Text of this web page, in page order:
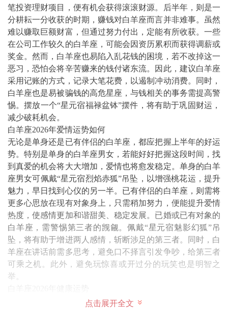
笔投资理财项目，便有机会获得滚滚财源。后半年，则是一
分耕耘一分收获的时期，赚钱对白羊座而言并非难事。虽然
难以赚取巨额财富，但通过努力付出，定能有所收获。一些
在公司工作较久的白羊座，可能会因资历累积而获得调薪或
奖金。然而，白羊座也易陷入乱花钱的困境，若不改掉这一
恶习，恐怕会将辛苦赚来的钱付诸东流。因此，建议白羊座
采用记账的方式，记录大笔花费，以遏制冲动消费。同时，
白羊座也是易被骗钱的高危星座，与钱相关的事务需提高警
惕。摆放一个“星元宿福禄盆钵”摆件，将有助于巩固财运，
减少破耗机会。
白羊座2026年爱情运势如何
无论是单身还是已有伴侣的白羊座，都应把握上半年的好运
势。特别是单身的白羊座男女，若能好好把握这段时间，找
到真爱的机会将大大增加，爱情也将愈发稳定。单身的白羊
座男女可佩戴“星元宿烈焰赤狐”吊坠，以增强桃花运，提升
魅力，早日找到心仪的另一半。已有伴侣的白羊座，则需将
更多心思放在现有对象身上，只需稍加努力，便能提升爱情
热度，使感情更加和谐甜美、稳定发展。已婚或已有对象的
白羊座，需警惕第三者的觊觎。佩戴“星元宿魅影幻狐”吊
坠，将有助于增进两人感情，斩断涉足的第三者。同时，白
羊座在讲话前需多思考，避免口不择言引发争吵，给第三者
可乘之机。此外，避免玩惊喜或开过分的玩笑也是明智之
举。
就身体健康状况而言，2026年的白羊座堪称健康一族，元气
点击展开全文